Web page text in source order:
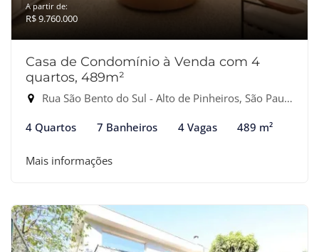
A partir de:
R$ 9.760.000
Casa de Condomínio à Venda com 4
quartos, 489m²
Rua São Bento do Sul - Alto de Pinheiros, São Paulo-SP
4 Quartos 7 Banheiros 4 Vagas 489 m²
Mais informações